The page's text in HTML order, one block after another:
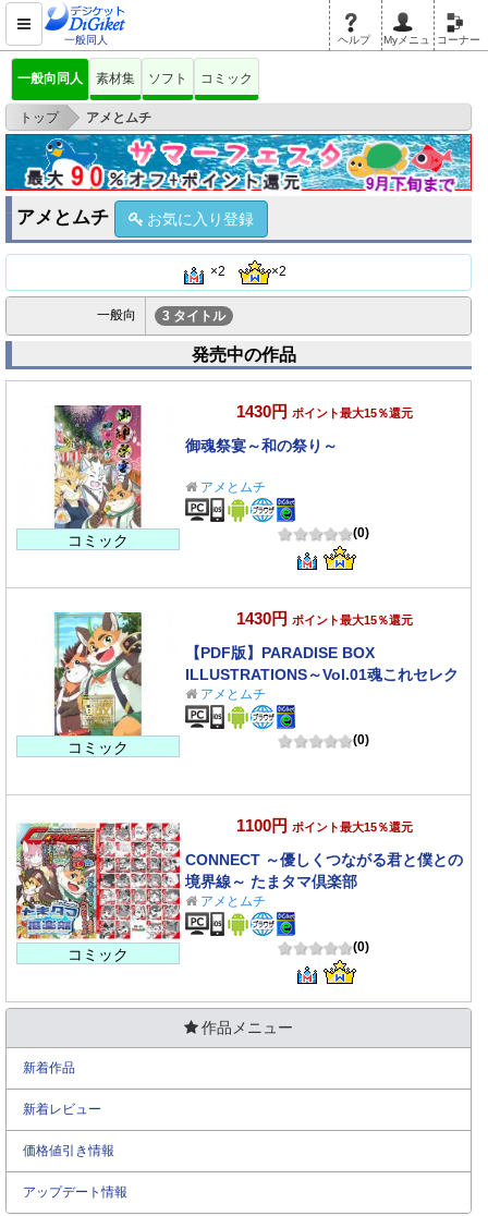
一般同人 ヘルプ Myメニュ コーナー
一般向同人 素材集 ソフト コミック
トップ > アメとムチ
アメとムチ お気に入り登録
×2 ×2
一般向 3 タイトル
発売中の作品
コミック
1430円 ポイント最大15％還元
御魂祭宴～和の祭り～
アメとムチ
(0)
コミック
1430円 ポイント最大15％還元
【PDF版】PARADISE BOX
ILLUSTRATIONS～Vol.01魂これセレク
ション
アメとムチ
(0)
コミック
1100円 ポイント最大15％還元
CONNECT ～優しくつながる君と僕との
境界線～ たまタマ倶楽部
アメとムチ
(0)
作品メニュー
新着作品
新着レビュー
価格値引き情報
アップデート情報